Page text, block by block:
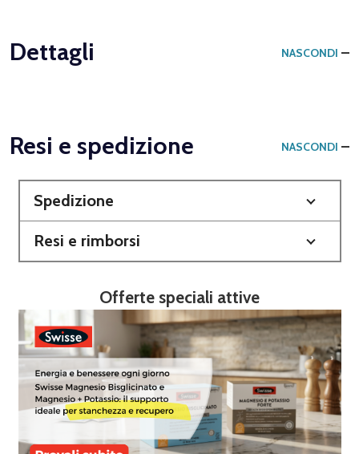
Dettagli NASCONDI
Resi e spedizione NASCONDI
Spedizione
Resi e rimborsi
Offerte speciali attive